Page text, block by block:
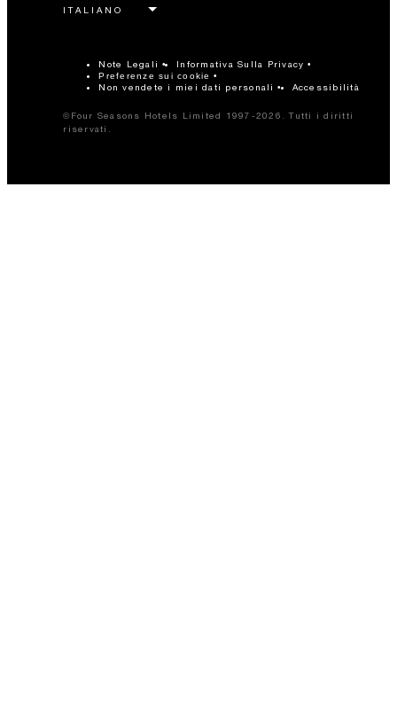
Note Legali Informativa Sulla Privacy
Preferenze sui cookie
Non vendete i miei dati personali Accessibilità
©Four Seasons Hotels Limited 1997-2026. Tutti i diritti
riservati.